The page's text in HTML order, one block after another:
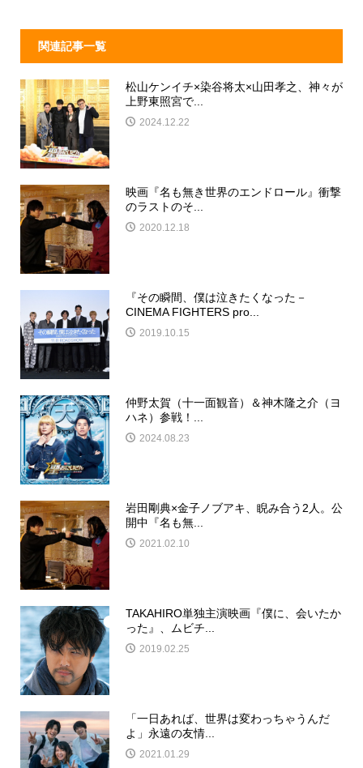
関連記事一覧
松山ケンイチ×染谷将太×山田孝之、神々が
上野東照宮で...
2024.12.22
映画『名も無き世界のエンドロール』衝撃
のラストのそ...
2020.12.18
『その瞬間、僕は泣きたくなった－
CINEMA FIGHTERS pro...
2019.10.15
仲野太賀（十一面観音）＆神木隆之介（ヨ
ハネ）参戦！...
2024.08.23
岩田剛典×金子ノブアキ、睨み合う2人。公
開中『名も無...
2021.02.10
TAKAHIRO単独主演映画『僕に、会いたか
った』、ムビチ...
2019.02.25
「一日あれば、世界は変わっちゃうんだ
よ」永遠の友情...
2021.01.29